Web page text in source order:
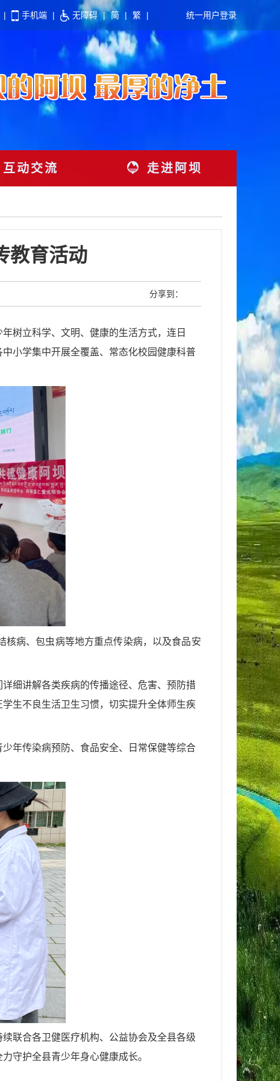
| 手机端 | 无障碍 | 简 | 繁 | 统一用户登录
互动交流 走进阿坝
教育活动
分享到：
树立科学、文明、健康的生活方式，连日
小学集中开展全覆盖、常态化校园健康科普
核病、包虫病等地方重点传染病，以及食品安
细讲解各类疾病的传播途径、危害、预防措
生不良生活卫生习惯，切实提升全体师生疾
年传染病预防、食品安全、日常保健等综合
联合各卫健医疗机构、公益协会及全县各级
守护全县青少年身心健康成长。